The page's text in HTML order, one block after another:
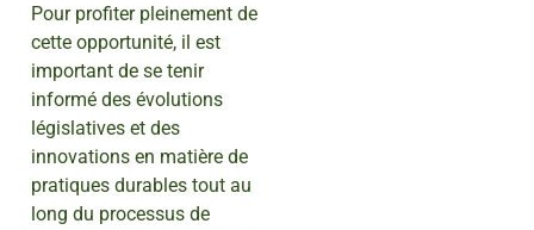
Pour profiter pleinement de
cette opportunité, il est
important de se tenir
informé des évolutions
législatives et des
innovations en matière de
pratiques durables tout au
long du processus de